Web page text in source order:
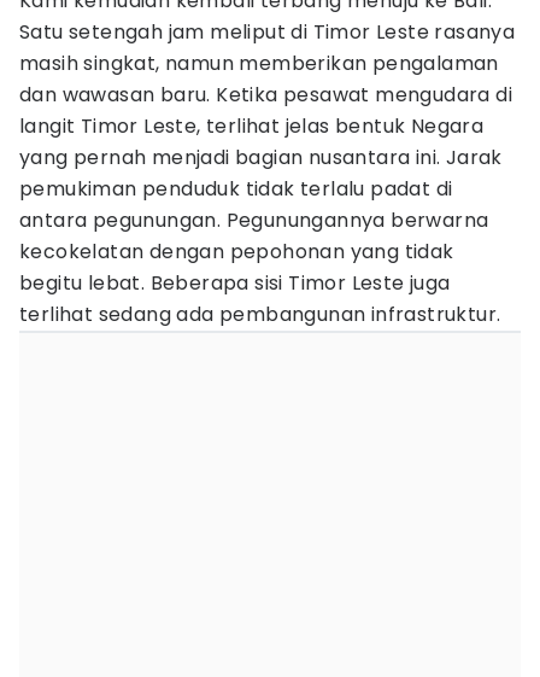
Satu setengah jam meliput di Timor Leste rasanya
masih singkat, namun memberikan pengalaman
dan wawasan baru. Ketika pesawat mengudara di
langit Timor Leste, terlihat jelas bentuk Negara
yang pernah menjadi bagian nusantara ini. Jarak
pemukiman penduduk tidak terlalu padat di
antara pegunungan. Pegunungannya berwarna
kecokelatan dengan pepohonan yang tidak
begitu lebat. Beberapa sisi Timor Leste juga
terlihat sedang ada pembangunan infrastruktur.